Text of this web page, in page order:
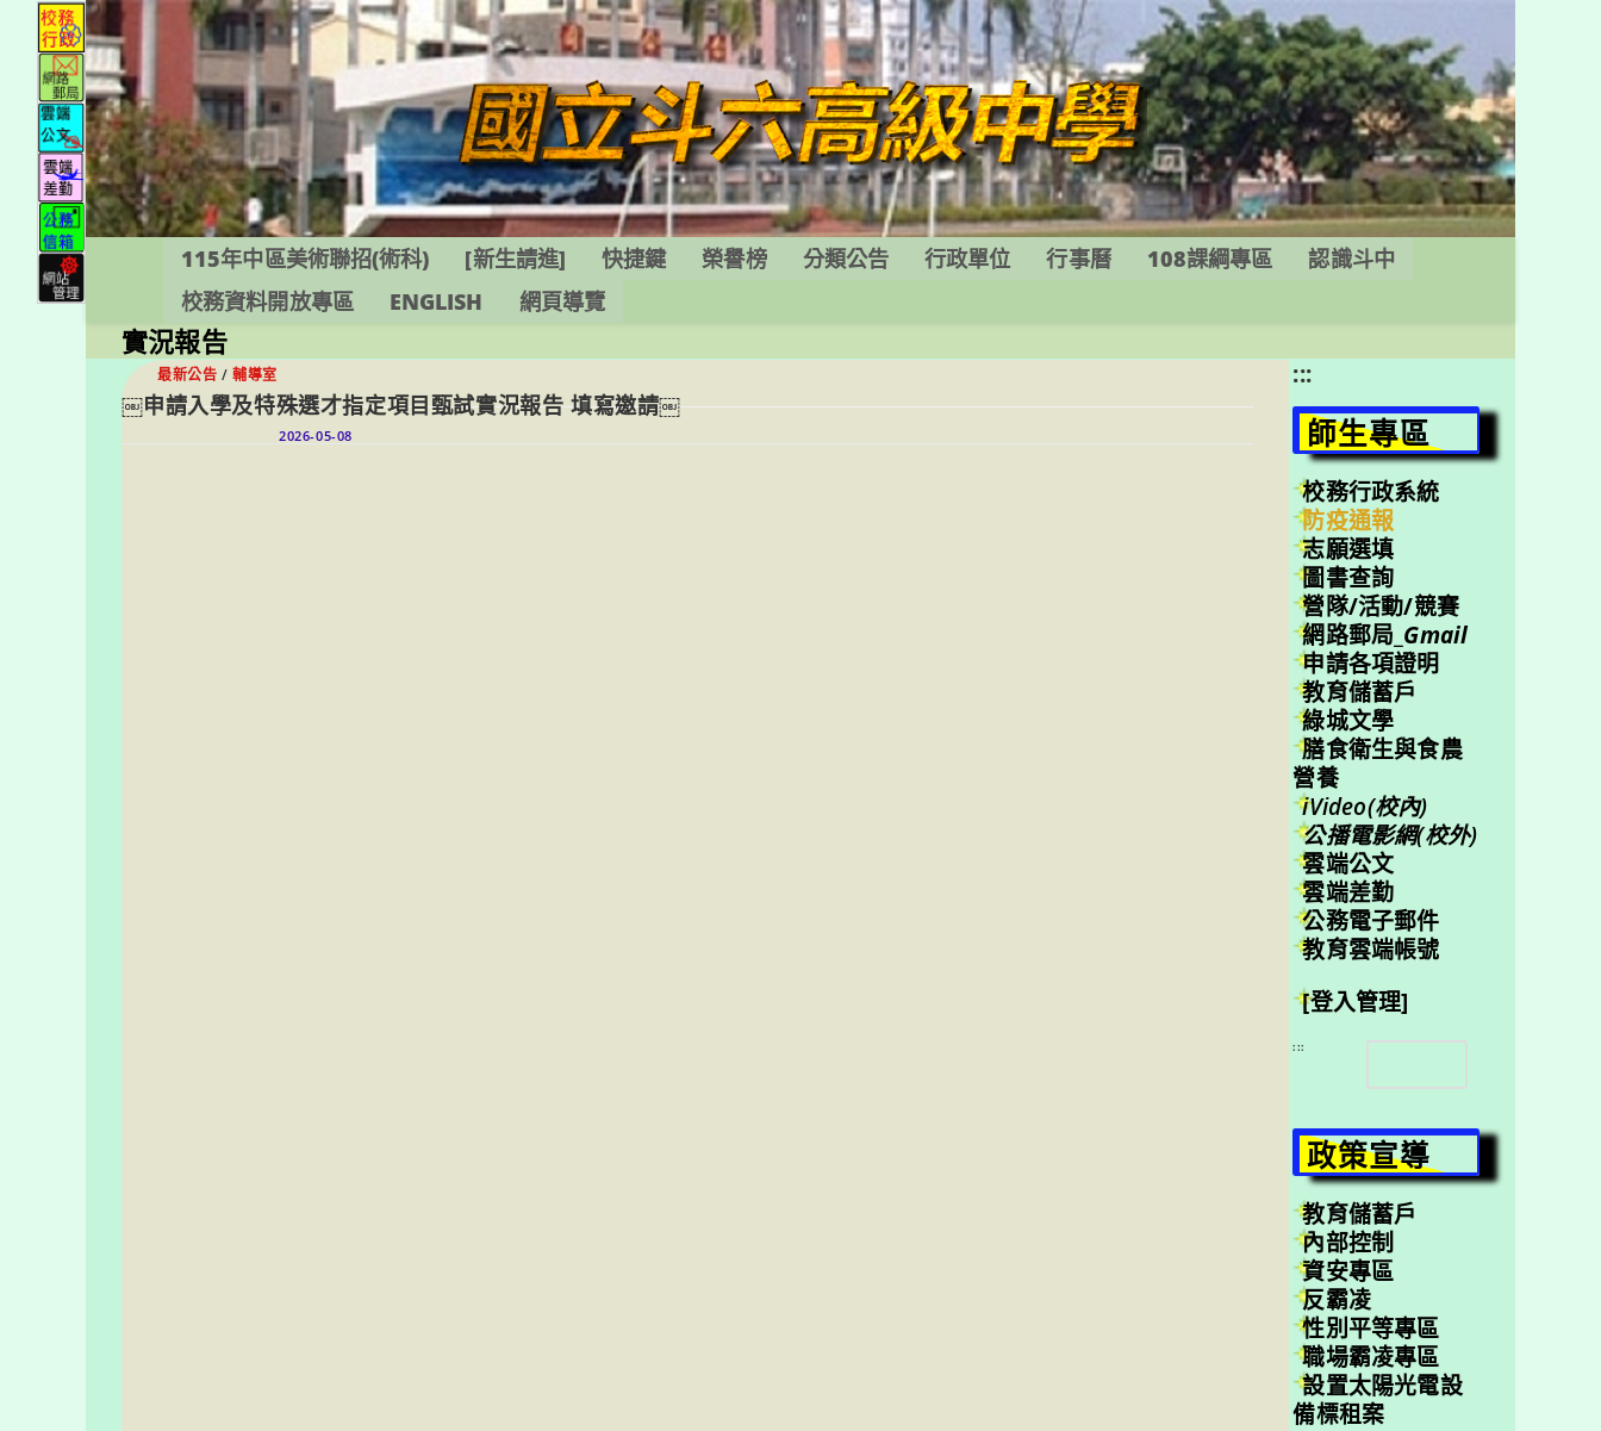
115年中區美術聯招(術科) [新生請進] 快捷鍵 榮譽榜 分類公告 行政單位 行事曆 108課綱專區
認識斗中
校務資料開放專區
ENGLISH 網頁導覽
實況報告
最新公告 /輔導室
￼申請入學及特殊選才指定項目甄試實況報告 填寫邀請￼
2026-05-08
:::
師生專區
校務行政系統
防疫通報
志願選填
圖書查詢
營隊/活動/競賽
網路郵局_ Gmail
申請各項證明
教育儲蓄戶
綠城文學
膳食衛生與食農
營養
iVideo(校內)
公播電影網(校外)
雲端公文
雲端差勤
公務電子郵件
教育雲端帳號
[登入管理]
:::
搜
尋
政策宣導
教育儲蓄戶
內部控制
資安專區
反霸凌
性別平等專區
職場霸凌專區
設置太陽光電設
備標租案